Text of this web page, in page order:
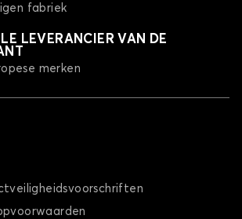
fabriek
LEVERANCIER VAN DE
merken